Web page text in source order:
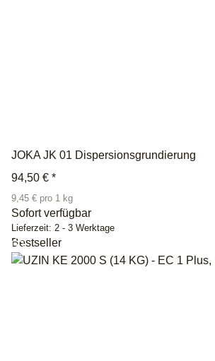
JOKA JK 01 Dispersionsgrundierung
94,50 € *
9,45 € pro 1 kg
Sofort verfügbar
Lieferzeit: 2 - 3 Werktage
Bestseller